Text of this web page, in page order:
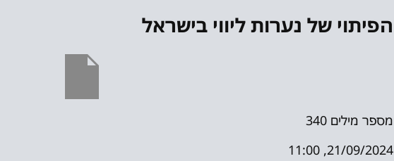
הפיתוי של נערות ליווי בישראל
מספר מילים 340
21/09/2024, 11:00